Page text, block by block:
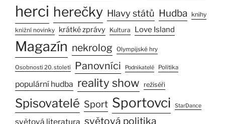
herci herečky Hlavy států Hudba knihy
knižní novinky krátké zprávy Kultura Love Island
Magazín nekrolog Olympijské hry
Osobnosti 20. století Panovníci Podnikatelé Politika
populární hudba reality show režiséři
Spisovatelé Sport Sportovci StarDance
světová literatura světová politika